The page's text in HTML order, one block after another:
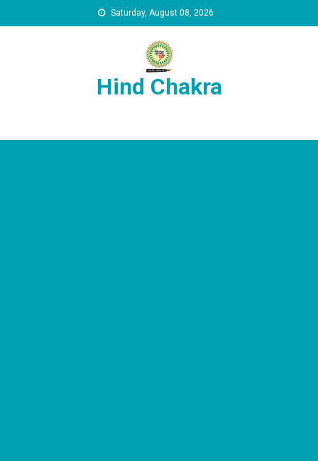
Saturday, August 08, 2026
Hind Chakra